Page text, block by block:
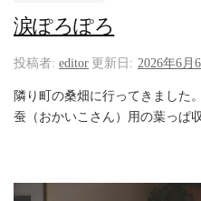
涙ぽろぽろ
投稿者: editor 更新日: 2026年6月
隣り町の桑畑に行ってきました
蚕（おかいこさん）用の葉っぱ